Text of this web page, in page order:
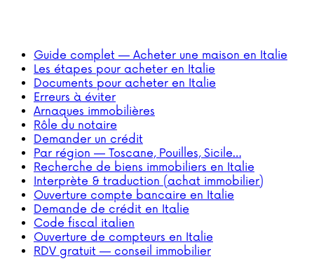
Guide complet — Acheter une maison en Italie
Les étapes pour acheter en Italie
Documents pour acheter en Italie
Erreurs à éviter
Arnaques immobilières
Rôle du notaire
Demander un crédit
Par région — Toscane, Pouilles, Sicile…
Recherche de biens immobiliers en Italie
Interprète & traduction (achat immobilier)
Ouverture compte bancaire en Italie
Demande de crédit en Italie
Code fiscal italien
Ouverture de compteurs en Italie
RDV gratuit — conseil immobilier